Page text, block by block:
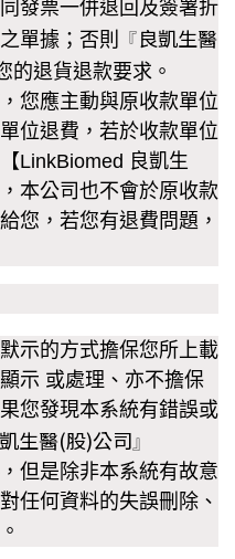
發票一併退回及簽署折
單據；否則
『 良凱生醫
的退貨退款要求。
您應主動與原收款單位
位退費，若於收款單位
【LinkBiomed 良凱生
本公司也不會於原收款
您，若您有退費問題，
示的方式擔保您所上載
示 或處理、亦不擔保
您發現本系統有錯誤或
生醫(股)公司 』
但是除非本系統有故意
任何資料的失誤刪除、